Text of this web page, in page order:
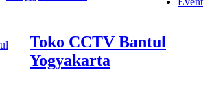
Toko CCTV Bantul
Yogyakarta